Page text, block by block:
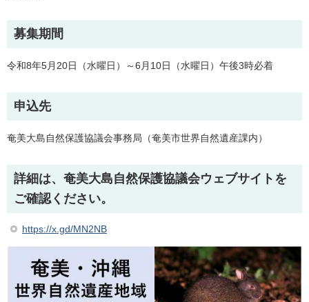
募集期間
令和8年5月20日（水曜日）～6月10日（水曜日）午後3時必着
申込先
奄美大島自然保護協議会事務局（奄美市世界自然遺産課内）
詳細は、奄美大島自然保護協議会ウェブサイトを
ご確認ください。
https://x.gd/MN2NB